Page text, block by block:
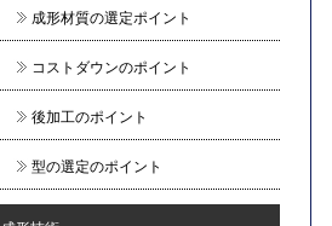
成形材質の選定ポイント
コストダウンのポイント
後加工のポイント
型の選定のポイント